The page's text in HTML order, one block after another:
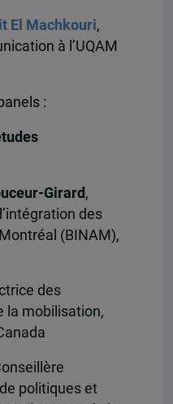
El Machkouri,
à l’UQAM
:
Girard ,
des
(BINAM),
des
la mobilisation,
politiques et